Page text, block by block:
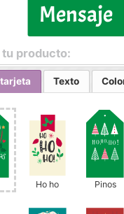
producto:
Texto
Ho ho Pinos
Mensaje